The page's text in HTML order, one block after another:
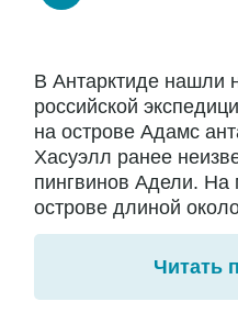
В Антарктиде нашли
российской
на острове Адамс
Хасуэлл ранее
пингвинов Адели. На
острове длиной
Читать